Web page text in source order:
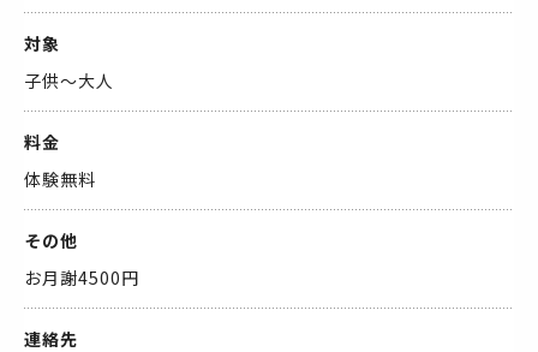
対象
子供〜大人
料金
体験無料
その他
お月謝4500円
連絡先